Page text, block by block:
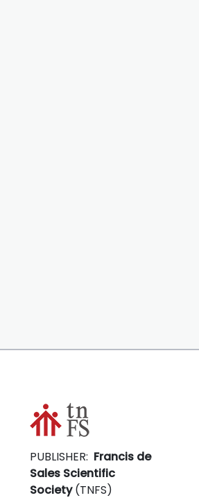
PUBLISHER: Francis de
Sales Scientific
Society(TNFS)